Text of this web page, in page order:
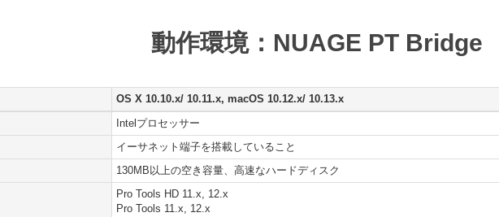
動作環境：NUAGE PT Bridge
OS X 10.10.x/ 10.11.x, macOS 10.12.x/ 10.13.x
Intelプロセッサー
イーサネット端子を搭載していること
130MB以上の空き容量、高速なハードディスク
Pro Tools HD 11.x, 12.x
Pro Tools 11.x, 12.x